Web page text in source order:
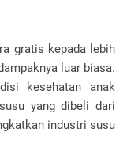
gratis kepada lebih
luar biasa.
kesehatan anak
yang dibeli dari
industri susu